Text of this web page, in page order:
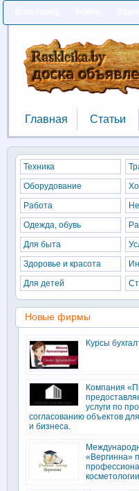
Главная
Главная
Статьи
Статьи
Техника
Оборудование
Работа
Одежда, обувь
Для быта
Здоровье и красота
Для детей
Новые фирмы
Курсы
Компания
услуги по
согласованию объектов
и бизнеса.
«Вергинна»
косметологии